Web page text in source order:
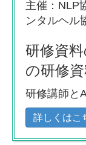
主催：NLP
ンタルヘル
研修資
の研修
研修講師と
詳しくはこ